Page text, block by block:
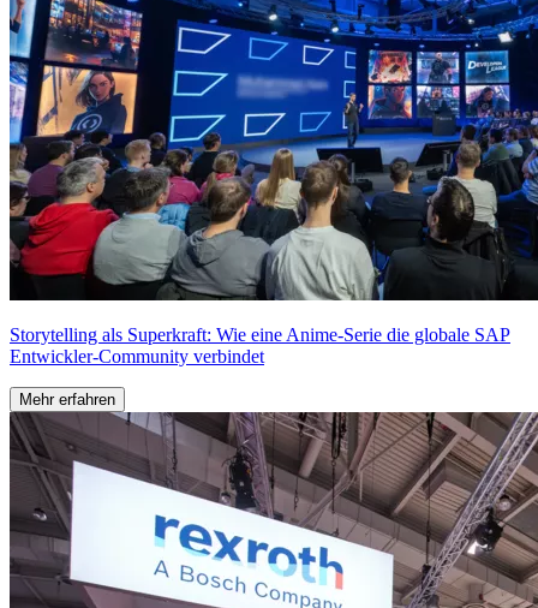
Storytelling als Superkraft: Wie eine Anime-Serie die globale SAP
Entwickler-Community verbindet
Mehr erfahren